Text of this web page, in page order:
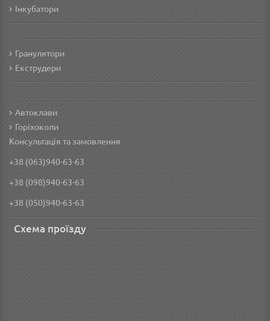
Інкубатори
Гранулятори
Екструдери
Автоклави
Горіхоколи
Консультація та замовлення
+38 (063)940-63-63
+38 (098)940-63-63
+38 (050)940-63-63
Схема проїзду